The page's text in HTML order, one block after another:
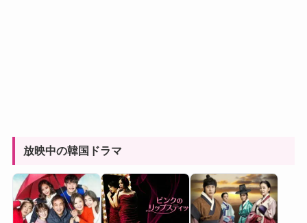
放映中の韓国ドラマ